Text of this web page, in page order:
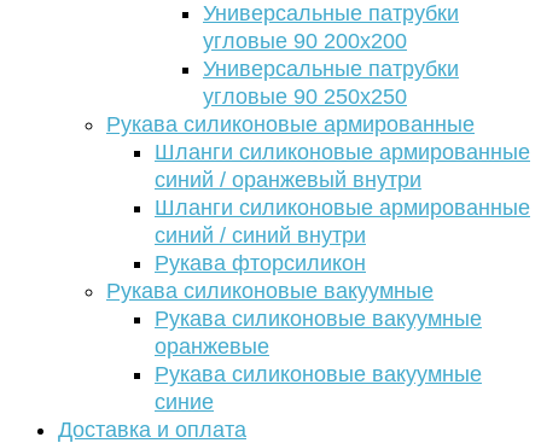
Универсальные патрубки
угловые 90 200х200
Универсальные патрубки
угловые 90 250х250
Рукава силиконовые армированные
Шланги силиконовые армированные
синий / оранжевый внутри
Шланги силиконовые армированные
синий / синий внутри
Рукава фторсиликон
Рукава силиконовые вакуумные
Рукава силиконовые вакуумные
оранжевые
Рукава силиконовые вакуумные
синие
Доставка и оплата